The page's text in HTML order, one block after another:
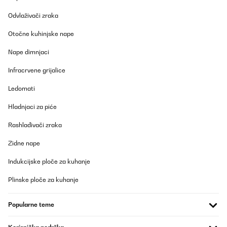
je važno. Uredske kante za razvrstavanje otpada često su dizajnirane da se
uklope u interijer, a istovremeno omogućuju jednostavno razvrstavanje.
Mogu biti opremljene s više odjeljaka ili odvojenih posuda za različite vrste
Modularni sustavi:
poput nehrđajućeg čelika, koji pružaju profesionalan izgled.
Vanjske kante za razvrstavanje otpada
Za vanjske prostore, poput vrtova, dvorišta ili javnih površina, namijenjene
su vanjske kante za razvrstavanje otpada. Te su kante dizajnirane da izdrže
Odvlaživači zraka
Otočne kuhinjske nape
Nape dimnjaci
Infracrvene grijalice
Ledomati
Hladnjaci za piće
Rashlađivači zraka
Zidne nape
Indukcijske ploče za kuhanje
Plinske ploče za kuhanje
Popularne teme